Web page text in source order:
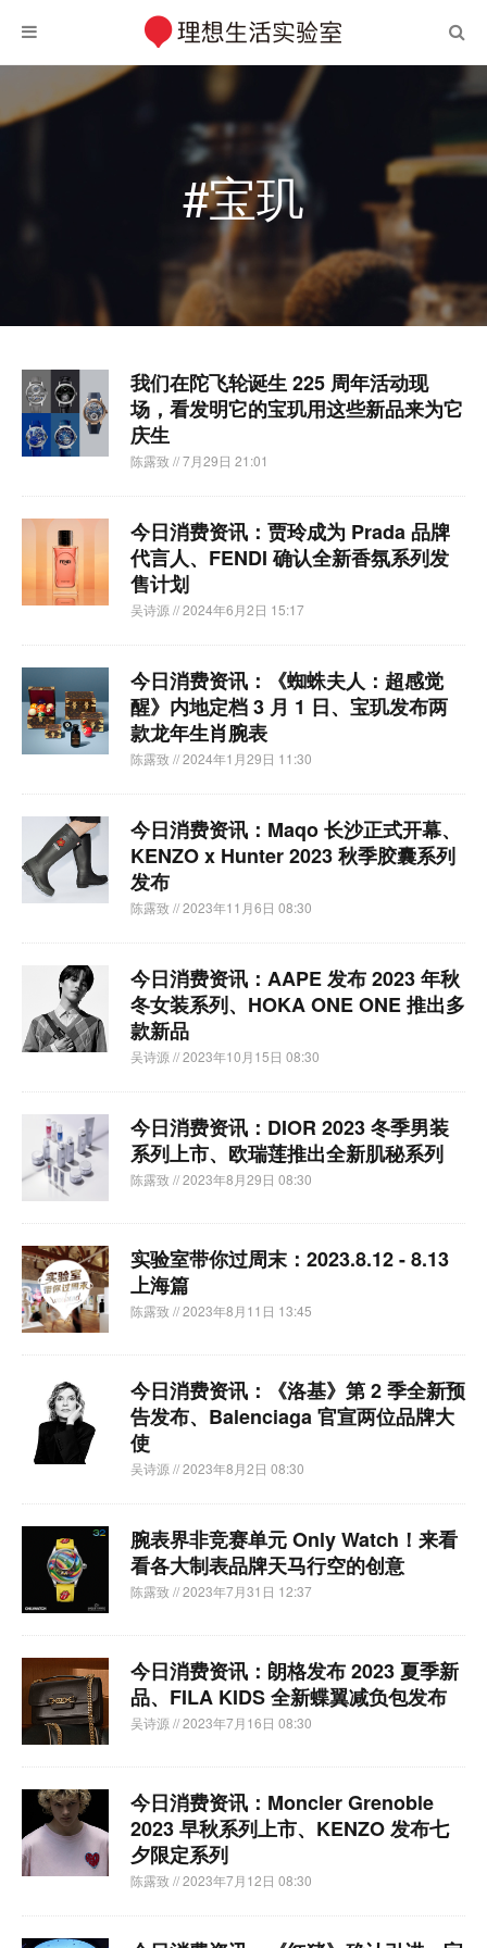
#宝玑
我们在陀飞轮诞生 225 周年活动现
场，看发明它的宝玑用这些新品来为它
庆生
陈露致// 7月29日 21:01
今日消费资讯：贾玲成为 Prada 品牌
代言人、FENDI 确认全新香氛系列发
售计划
吴诗源 // 2024年6月2日 15:17
今日消费资讯：《蜘蛛夫人：超感觉
醒》内地定档 3 月 1 日、宝玑发布两
款龙年生肖腕表
陈露致// 2024年1月29日 11:30
今日消费资讯：Maqo 长沙正式开幕、
KENZO x Hunter 2023 秋季胶囊系列
发布
陈露致// 2023年11月6日 08:30
今日消费资讯：AAPE 发布 2023 年秋
冬女装系列、HOKA ONE ONE 推出多
款新品
吴诗源 // 2023年10月15日 08:30
今日消费资讯：DIOR 2023 冬季男装
系列上市、欧瑞莲推出全新肌秘系列
陈露致// 2023年8月29日 08:30
实验室带你过周末：2023.8.12 - 8.13
上海篇
陈露致// 2023年8月11日 13:45
今日消费资讯：《洛基》第 2 季全新预
告发布、Balenciaga 官宣两位品牌大
使
吴诗源 // 2023年8月2日 08:30
腕表界非竞赛单元 Only Watch！来看
看各大制表品牌天马行空的创意
陈露致// 2023年7月31日 12:37
今日消费资讯：朗格发布 2023 夏季新
品、FILA KIDS 全新蝶翼减负包发布
吴诗源 // 2023年7月16日 08:30
今日消费资讯：Moncler Grenoble
2023 早秋系列上市、KENZO 发布七
夕限定系列
陈露致// 2023年7月12日 08:30